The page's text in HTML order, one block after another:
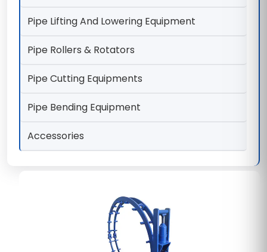
Pipe Lifting And Lowering Equipment
Pipe Rollers & Rotators
Pipe Cutting Equipments
Pipe Bending Equipment
Accessories